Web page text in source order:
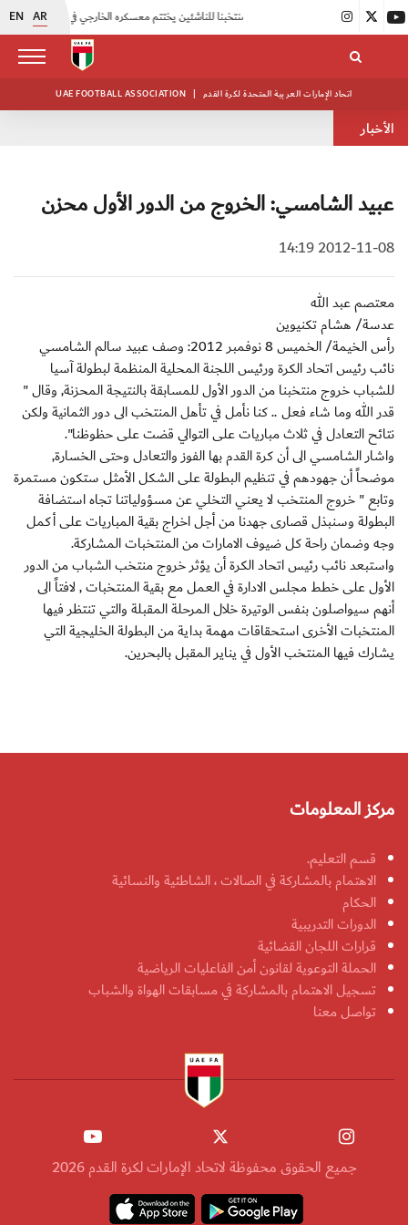
EN AR
اتحاد الكرة يُنظم ورشة عمل للمراقبين المعتمدين |
UAE FOOTBALL ASSOCIATION | اتحاد الإمارات العربية المتحدة لكرة القدم
الأخبار
عبيد الشامسي: الخروج من الدور الأول محزن
2012-11-08 14:19
معتصم عبد الله
عدسة/ هشام تكنيوين
رأس الخيمة/ الخميس 8 نوفمبر 2012: وصف عبيد سالم الشامسي
نائب رئيس اتحاد الكرة ورئيس اللجنة المحلية المنظمة لبطولة آسيا
للشباب خروج منتخبنا من الدور الأول للمسابقة بالنتيجة المحزنة, وقال "
قدر الله وما شاء فعل .. كنا نأمل في تأهل المنتخب الى دور الثمانية ولكن
نتائح التعادل في ثلاث مباريات على التوالي قضت على حظوظنا".
واشار الشامسي الى أن كرة القدم بها الفوز والتعادل وحتى الخسارة,
موضحاً أن جهودهم في تنظيم البطولة على الشكل الأمثل ستكون مستمرة
وتابع " خروج المنتخب لا يعني التخلي عن مسؤولياتنا تجاه استضافة
البطولة وسنبذل قصارى جهدنا من أجل اخراج بقية المباريات على أكمل
وجه وضمان راحة كل ضيوف الامارات من المنتخبات المشاركة.
واستبعد نائب رئيس اتحاد الكرة أن يؤثر خروج منتخب الشباب من الدور
الأول على خطط مجلس الادارة في العمل مع بقية المنتخبات , لافتاً الى
أنهم سيواصلون بنفس الوتيرة خلال المرحلة المقبلة والتي تنتظر فيها
المنتخبات الأخرى استحقاقات مهمة بداية من البطولة الخليجية التي
يشارك فيها المنتخب الأول في يناير المقبل بالبحرين.
مركز المعلومات
قسم التعليم.
الاهتمام بالمشاركة في الصالات ، الشاطئية والنسائية
الحكام
الدورات التدريبية
قرارات اللجان القضائية
الحملة التوعوية لقانون أمن الفاعليات الرياضية
تسجيل الاهتمام بالمشاركة في مسابقات الهواة والشباب
تواصل معنا
جميع الحقوق محفوظة لاتحاد الإمارات لكرة القدم 2026